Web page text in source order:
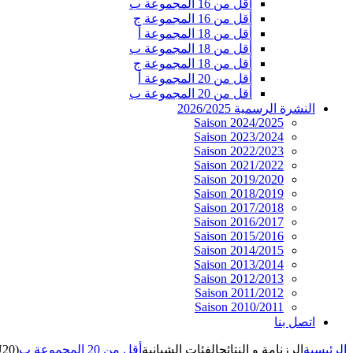
أقل من 16 المجموعة ب
أقل من 16 المجموعة ج
أقل من 18 المجموعة أ
أقل من 18 المجموعة ب
أقل من 18 المجموعة ج
أقل من 20 المجموعة أ
أقل من 20 المجموعة ب
النشرة الرسمية 2026/2025
Saison 2024/2025
Saison 2023/2024
Saison 2022/2023
Saison 2021/2022
Saison 2019/2020
Saison 2018/2019
Saison 2017/2018
Saison 2016/2017
Saison 2015/2016
Saison 2014/2015
Saison 2013/2014
Saison 2012/2013
Saison 2011/2012
Saison 2010/2011
اتصل بنا
الرئيسية الرزنامة و النتائجالفئات الشبانية أقل من 20 المجموعة ب